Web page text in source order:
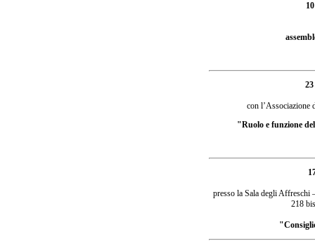
con l’Associazione
"Ruolo e funzione
presso la Sala degli Affreschi
218